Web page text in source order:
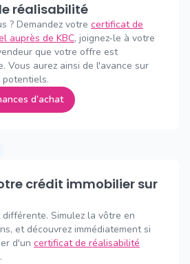
réalisabilité
? Demandez votre certificat de
auprès de KBC, joignez-le à votre
que votre offre est
Vous aurez ainsi de l'avance sur
d’achat
Simulez la vôtre en
et découvrez immédiatement si
d'un certificat de réalisabilité
.